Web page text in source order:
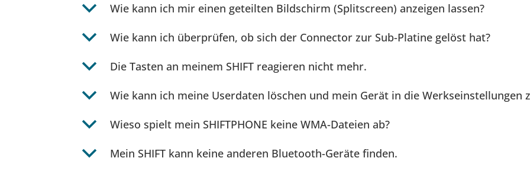
b Wie kann ich mir einen geteilten Bildschirm (Splitscreen) anzeigen lassen?
b Wie kann ich überprüfen, ob sich der Connector zur Sub-Platine gelöst hat?
b Die Tasten an meinem SHIFT reagieren nicht mehr.
b Wie kann ich meine Userdaten löschen und mein Gerät in die Werkseinstellungen
b Wieso spielt mein SHIFTPHONE keine WMA-Dateien ab?
b Mein SHIFT kann keine anderen Bluetooth-Geräte finden.